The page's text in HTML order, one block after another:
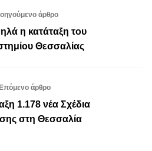
άρθρο
η κατάταξη του
Θεσσαλίας
άρθρο
1.178 νέα Σχέδια
στη Θεσσαλία